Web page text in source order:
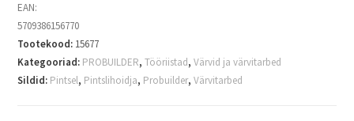
EAN:
5709386156770
Tootekood: 15677
Kategooriad: PROBUILDER,Tööriistad,Värvid ja värvitarbed
Sildid: Pintsel, Pintslihoidja, Probuilder,Värvitarbed